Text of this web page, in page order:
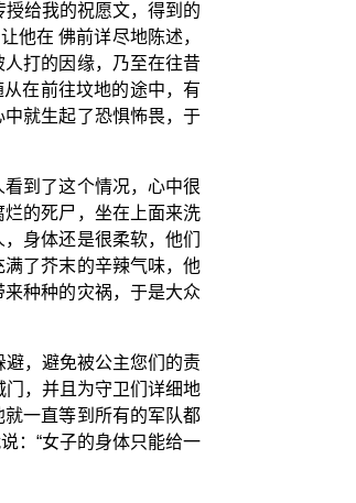
给我的祝愿文，得到的
他在 佛前详尽地陈述，
打的因缘，乃至在往昔
在前往坟地的途中，有
就生起了恐惧怖畏，于
到了这个情况，心中很
的死尸，坐在上面来洗
身体还是很柔软，他们
了芥末的辛辣气味，他
种种的灾祸，于是大众
，避免被公主您们的责
，并且为守卫们详细地
一直等到所有的军队都
：“女子的身体只能给一